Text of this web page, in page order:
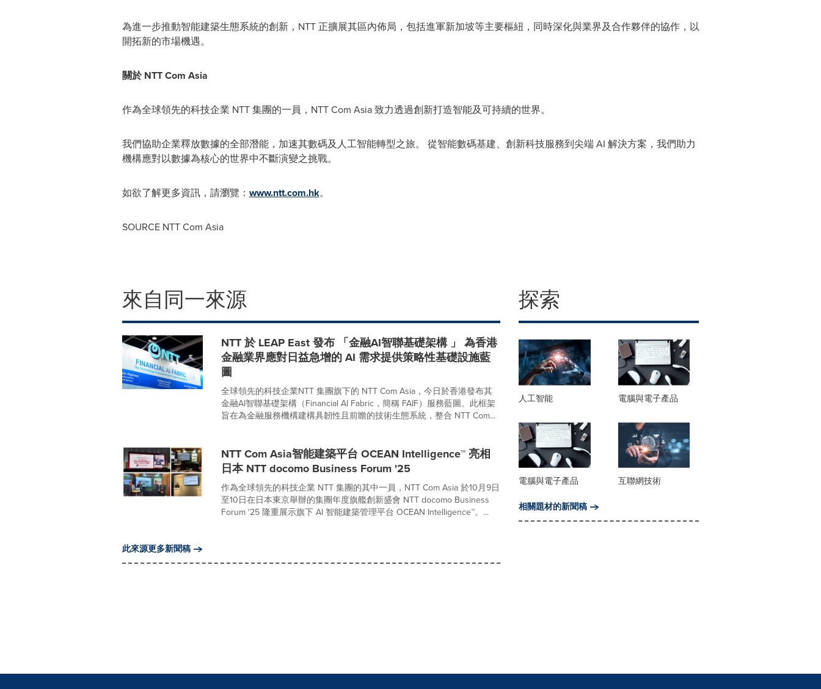
為進一步推動智能建築生態系統的創新，NTT 正擴展其區內佈局，包括進軍新加坡等主要樞紐，同時深化與業界及合作夥伴的協作，以
開拓新的市場機遇。
關於 NTT Com Asia
作為全球領先的科技企業 NTT 集團的一員，NTT Com Asia 致力透過創新打造智能及可持續的世界。
我們協助企業釋放數據的全部潛能，加速其數碼及人工智能轉型之旅。 從智能數碼基建、創新科技服務到尖端 AI 解決方案，我們助力
機構應對以數據為核心的世界中不斷演變之挑戰。
如欲了解更多資訊，請瀏覽： www.ntt.com.hk。
SOURCE NTT Com Asia
來自同一來源
NTT 於 LEAP East 發布 「金融AI智聯基礎架構 」 為香港
金融業界應對日益急增的 AI 需求提供策略性基礎設施藍
圖
全球領先的科技企業NTT 集團旗下的 NTT Com Asia，今日於香港發布其
金融AI智聯基礎架構（Financial AI Fabric，簡稱 FAIF）服務藍圖。此框架
旨在為金融服務機構建構具韌性且前瞻的技術生態系統，整合 NTT Com...
NTT Com Asia智能建築平台 OCEAN Intelligence™ 亮相
日本 NTT docomo Business Forum '25
作為全球領先的科技企業 NTT 集團的其中一員，NTT Com Asia 於10月9日
至10日在日本東京舉辦的集團年度旗艦創新盛會 NTT docomo Business
Forum '25 隆重展示旗下 AI 智能建築管理平台 OCEAN Intelligence™。...
此來源更多新聞稿
探索
人工智能 電腦與電子產品
電腦與電子產品
互聯網技術
相關題材的新聞稿